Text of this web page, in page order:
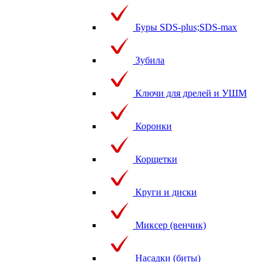
Буры SDS-plus;SDS-max
Зубила
Ключи для дрелей и УШМ
Коронки
Корщетки
Круги и диски
Миксер (венчик)
Насадки (биты)